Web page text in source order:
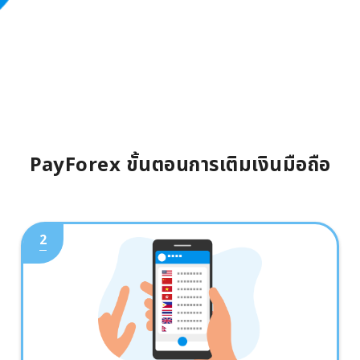
PayForex ขั้นตอนการเติมเงินมือถือ
2